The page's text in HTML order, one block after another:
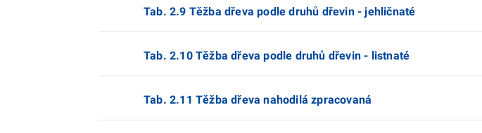
Tab. 2.9 Těžba dřeva podle druhů dřevin - jehličnaté
Tab. 2.10 Těžba dřeva podle druhů dřevin - listnaté
Tab. 2.11 Těžba dřeva nahodilá zpracovaná